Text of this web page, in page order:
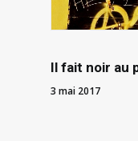
Il fait noir au
3 mai 2017